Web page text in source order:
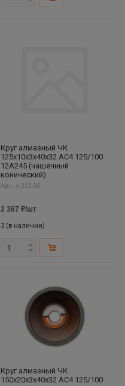
Круг алмазный ЧК
125х10х3х40х32 АС4 125/100
12А245 (чашечный
конический)
Арт.: ri.212.30
2 367 ₽/шт
3 (в наличии)
Круг алмазный ЧК
150х20х3х40х32 АС4 125/100